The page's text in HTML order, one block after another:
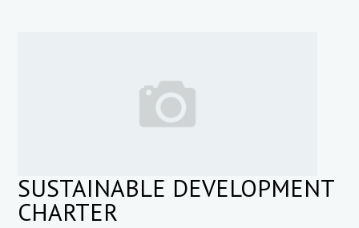
SUSTAINABLE DEVELOPMENT
CHARTER